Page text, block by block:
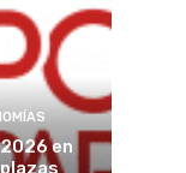
en